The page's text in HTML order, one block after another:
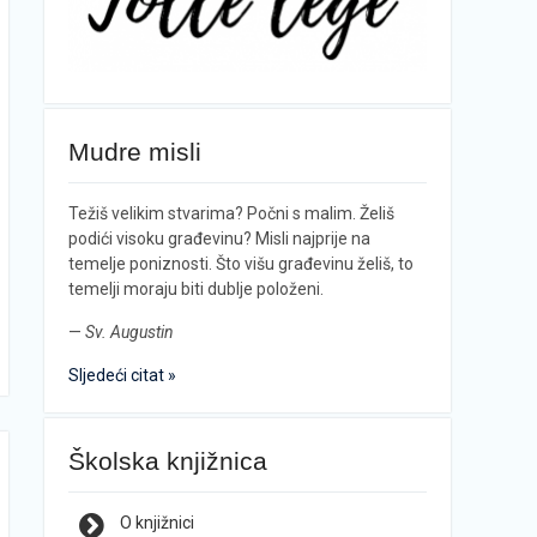
Mudre misli
Težiš velikim stvarima? Počni s malim. Želiš
podići visoku građevinu? Misli najprije na
temelje poniznosti. Što višu građevinu želiš, to
temelji moraju biti dublje položeni.
— Sv. Augustin
Sljedeći citat »
Školska knjižnica
O knjižnici